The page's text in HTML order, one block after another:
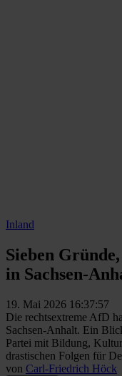
Inland
Sieben
in Sachsen-
19. Mai 2026 16:37:57
Die rechtsextreme AfD
Sachsen-Anhalt. Ein
Partei mit Bildung,
drastischen Folgen für
von Carl-Friedrich Höck